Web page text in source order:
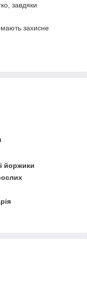
завдяки
захисне
йоржики